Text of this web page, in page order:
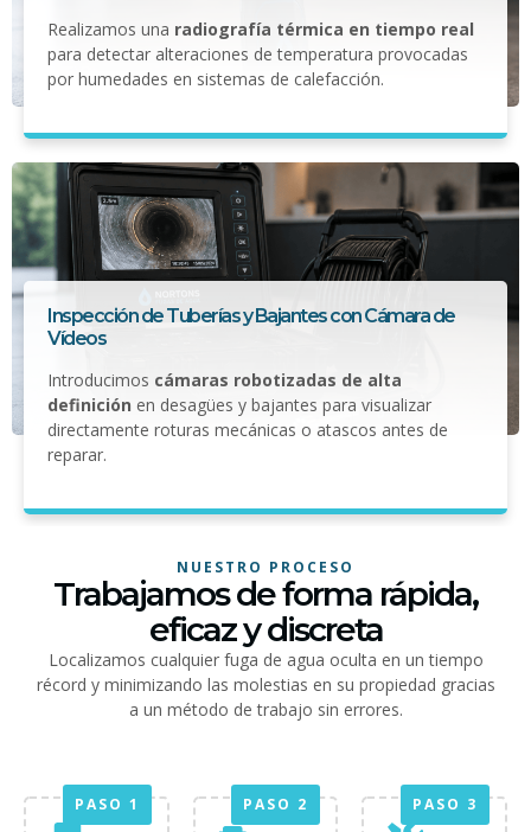
Realizamos una radiografía térmica en tiempo real
para detectar alteraciones de temperatura provocadas
por humedades en sistemas de calefacción.
Inspección de Tuberías y Bajantes con Cámara de
Vídeos
Introducimos cámaras robotizadas de alta
definición en desagües y bajantes para visualizar
directamente roturas mecánicas o atascos antes de
reparar.
NUESTRO PROCESO
Trabajamos de forma rápida,
eficaz y discreta
Localizamos cualquier fuga de agua oculta en un tiempo
récord y minimizando las molestias en su propiedad gracias
a un método de trabajo sin errores.
PASO 1 PASO 2 PASO 3